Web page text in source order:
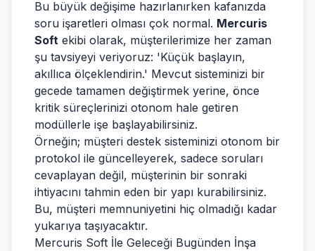
Bu büyük değişime hazırlanırken kafanızda
soru işaretleri olması çok normal. Mercuris
Soft ekibi olarak, müşterilerimize her zaman
şu tavsiyeyi veriyoruz: 'Küçük başlayın,
akıllıca ölçeklendirin.' Mevcut sisteminizi bir
gecede tamamen değiştirmek yerine, önce
kritik süreçlerinizi otonom hale getiren
modüllerle işe başlayabilirsiniz.
Örneğin; müşteri destek sisteminizi otonom bir
protokol ile güncelleyerek, sadece soruları
cevaplayan değil, müşterinin bir sonraki
ihtiyacını tahmin eden bir yapı kurabilirsiniz.
Bu, müşteri memnuniyetini hiç olmadığı kadar
yukarıya taşıyacaktır.
Mercuris Soft İle Geleceği Bugünden İnşa